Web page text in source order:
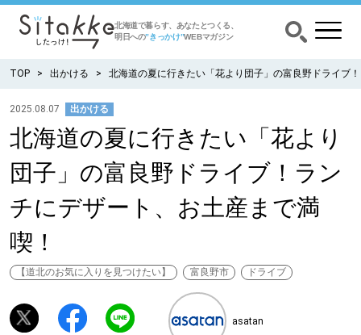
北海道で暮らす、あなたとつくる、
明日への”きっかけ”WEBマガジン
CATEGORY カテゴリー
食べる
暮らす
みがく
TOP 出かける 北海道の夏に行きたい「花より団子」の富良野ドライブ
2025.08.07 出かける
北海道の夏に行きたい「花より
団子」の富良野ドライブ！ラン
チにデザート、お土産まで満
喫！
【道北のお気に入りを見つけたい】 富良野市 ドライブ
asatan